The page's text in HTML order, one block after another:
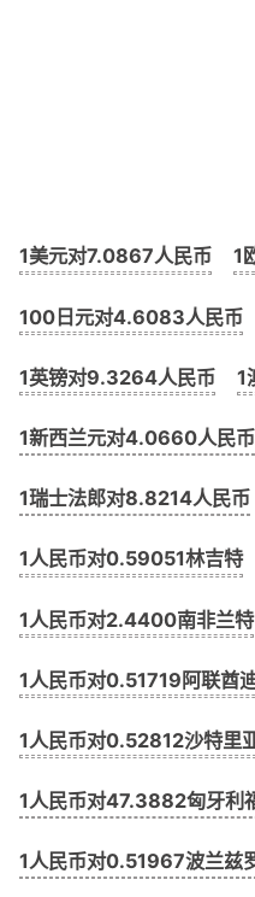
1美元对7.0867人民币 1
100日元对4.6083人民币
1英镑对9.3264人民币 1
1新西兰元对4.0660人民币
1瑞士法郎对8.8214人民币
1人民币对0.59051林吉特
1人民币对2.4400南非兰特
1人民币对0.51719阿联酋
1人民币对0.52812沙特里
1人民币对47.3882匈牙利
1人民币对0.51967波兰兹